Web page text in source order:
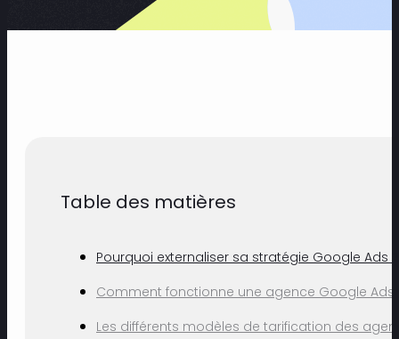
Table des matières
Pourquoi externaliser sa stratégie Google Ads ?
Comment fonctionne une agence Google Ads
Les différents modèles de tarification des